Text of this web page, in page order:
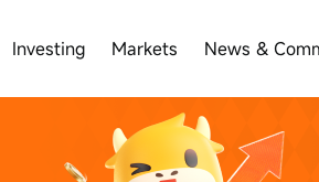
Investing Markets News &